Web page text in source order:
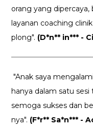
orang yang
layanan coaching
plong". (D*n** in*** -
"Anak saya
hanya dalam satu
semoga sukses dan
nya". (F*r** Sa*n*** -